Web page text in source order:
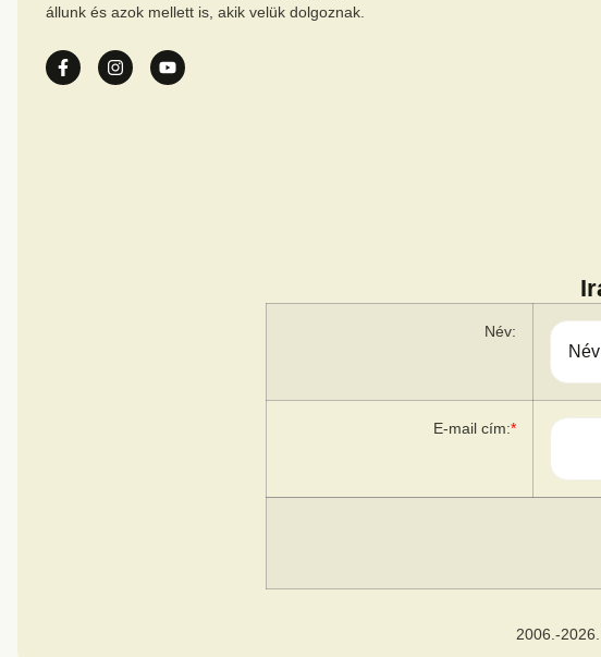
állunk és azok mellett is, akik velük dolgoznak.
Név:
E-mail cím:*
2006.-